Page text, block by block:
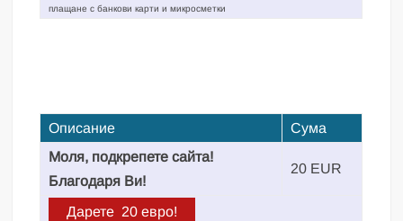
плащане с банкови карти и микросметки
Описание
Сума
Моля, подкрепете сайта!
Благодаря Ви!
20 EUR